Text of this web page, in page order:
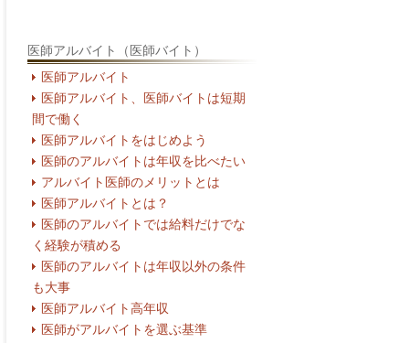
医師アルバイト（医師バイト）
医師アルバイト
医師アルバイト、医師バイトは短期
間で働く
医師アルバイトをはじめよう
医師のアルバイトは年収を比べたい
アルバイト医師のメリットとは
医師アルバイトとは？
医師のアルバイトでは給料だけでな
く経験が積める
医師のアルバイトは年収以外の条件
も大事
医師アルバイト高年収
医師がアルバイトを選ぶ基準